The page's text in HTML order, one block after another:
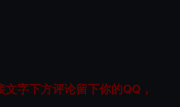
字下方评论留下你的QQ，